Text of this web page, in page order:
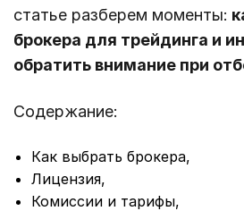
статье разберем моменты:
брокера для трейдинга и
обратить внимание при
Содержание:
Как выбрать брокера,
Лицензия,
Комиссии и тарифы,